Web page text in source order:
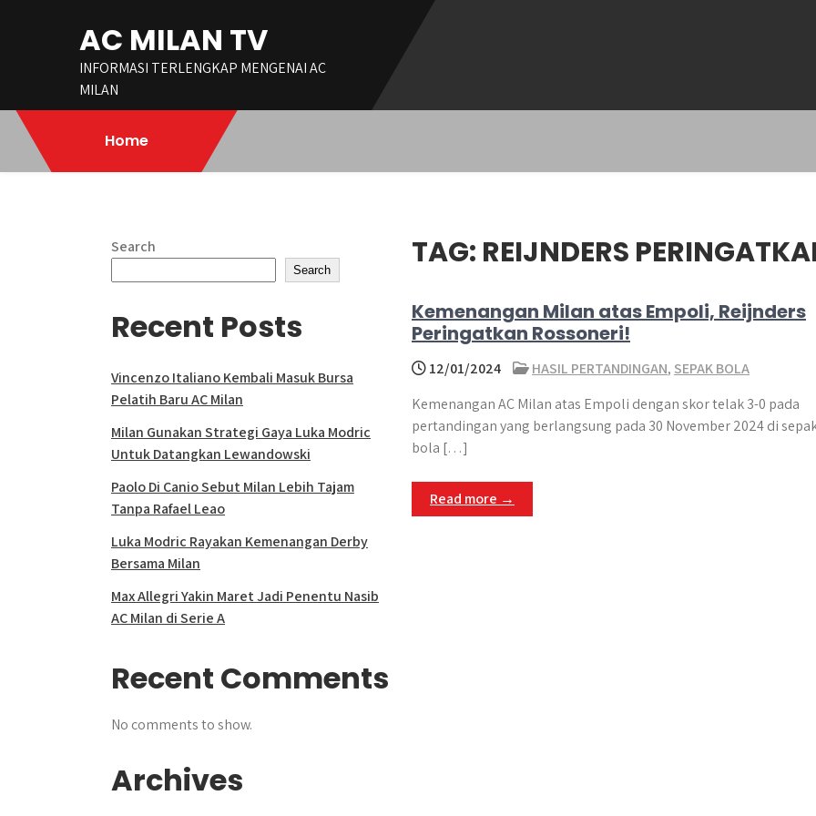
AC MILAN TV
INFORMASI TERLENGKAP MENGENAI AC
MILAN
Home
TAG: REIJNDERS
Kemenangan Milan atas Empoli, Reijnders
Peringatkan Rossoneri!
12/01/2024 HASIL PERTANDINGAN, SEPAK BOLA
Kemenangan AC Milan atas Empoli dengan skor telak 3-0 pada
pertandingan yang berlangsung pada 30 November 2024 di
bola […]
Read more →
Search
Search
Recent Posts
Vincenzo Italiano Kembali Masuk Bursa
Pelatih Baru AC Milan
Milan Gunakan Strategi Gaya Luka Modric
Untuk Datangkan Lewandowski
Paolo Di Canio Sebut Milan Lebih Tajam
Tanpa Rafael Leao
Luka Modric Rayakan Kemenangan Derby
Bersama Milan
Max Allegri Yakin Maret Jadi Penentu Nasib
AC Milan di Serie A
Recent Comments
No comments to show.
Archives